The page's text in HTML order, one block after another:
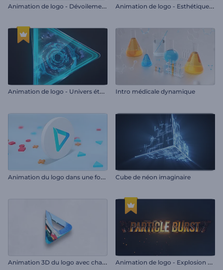
A
nimation de logo - Dévoilement délicat A
nimation de logo - Esthétique du marbre
A
nimation de logo - Univers étoilé Intro médicale dynamique
A
nimation du logo dans une forme roulante Cube de néon imaginaire
A
nimation 3D du logo avec changement de texture A
nimation de logo - Explosion de particules